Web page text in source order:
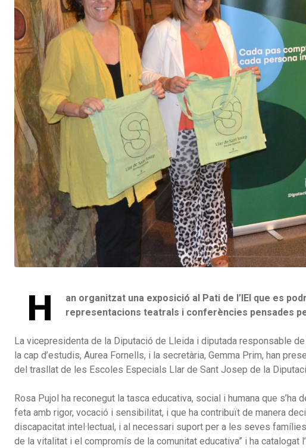
H
an organitzat una exposició al Pati de l’IEI que es
representacions teatrals i conferències pensades
La vicepresidenta de la Diputació de Lleida i diputada responsable
la cap d’estudis, Aurea Fornells, i la secretària, Gemma Prim, han
del trasllat de les Escoles Especials Llar de Sant Josep de la
Rosa Pujol ha reconegut la tasca educativa, social i humana que
feta amb rigor, vocació i sensibilitat, i que ha contribuït de manera
discapacitat intel·lectual, i al necessari suport per a les seves
de la vitalitat i el compromís de la comunitat educativa” i ha catalogat